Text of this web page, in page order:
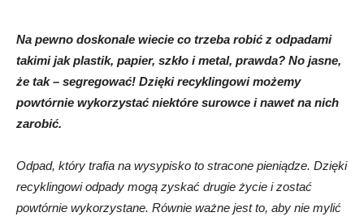
Abrys
Na pewno doskonale wiecie co trzeba robić z odpadami
takimi jak plastik, papier, szkło i metal, prawda? No jasne,
że tak – segregować! Dzięki recyklingowi możemy
powtórnie wykorzystać niektóre surowce i nawet na nich
zarobić.
Odpad, który trafia na wysypisko to stracone pieniądze. Dzięki
recyklingowi odpady mogą zyskać drugie życie i zostać
powtórnie wykorzystane. Równie ważne jest to, aby nie mylić